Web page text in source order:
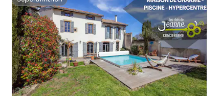
Superanfitrión